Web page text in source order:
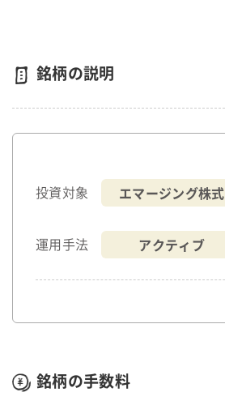
銘柄の説明
投資対象 エマージング株式
運用手法 アクティブ
銘柄の手数料